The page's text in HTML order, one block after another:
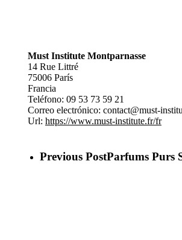
Must Institute Montparnasse
14 Rue Littré
75006 París
Francia
Teléfono: 09 53 73 59 21
Correo electrónico: contact@must-
Url: https://www.must-institute.fr/fr
Previous PostParfums Purs